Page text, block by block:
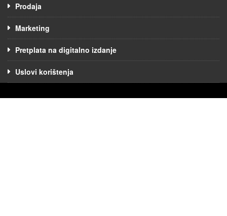
Prodaja
Marketing
Pretplata na digitalno izdanje
Uslovi korištenja